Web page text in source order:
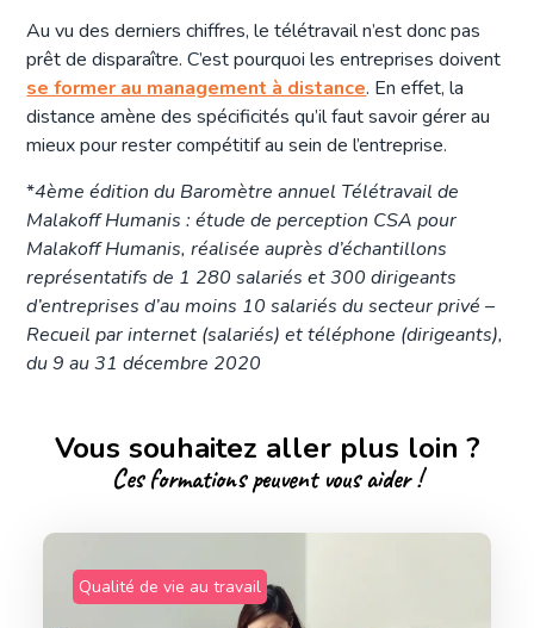
Au vu des derniers chiffres, le télétravail n’est donc pas
prêt de disparaître. C’est pourquoi les entreprises doivent
se former au management à distance. En effet, la
distance amène des spécificités qu’il faut savoir gérer au
mieux pour rester compétitif au sein de l’entreprise.
*4ème édition du Baromètre annuel Télétravail de
Malakoff Humanis : étude de perception CSA pour
Malakoff Humanis, réalisée auprès d’échantillons
représentatifs de 1 280 salariés et 300 dirigeants
d’entreprises d’au moins 10 salariés du secteur privé –
Recueil par internet (salariés) et téléphone (dirigeants),
du 9 au 31 décembre 2020
Vous souhaitez aller plus loin ?
Ces formations peuvent vous aider !
Qualité de vie au travail